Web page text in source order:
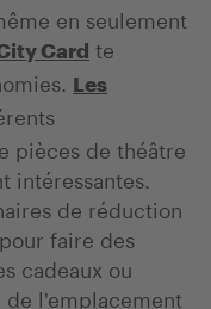
en seulement
Card te
Les
pièces de théâtre
de réduction
faire des
cadeaux ou
de l'emplacement